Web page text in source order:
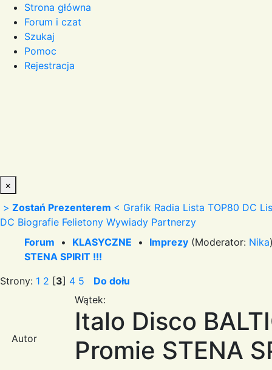
Strona główna
Forum i czat
Szukaj
Pomoc
Rejestracja
×
> Zostań Prezenterem < Grafik Radia Lista TOP80 DC
DC Biografie Felietony Wywiady Partnerzy
Forum • KLASYCZNE • Imprezy (Moderator: Nika
STENA SPIRIT !!!
Strony: 1 2 [3] 4 5 Do dołu
Autor
Wątek:
Italo Disco
Promie STENA